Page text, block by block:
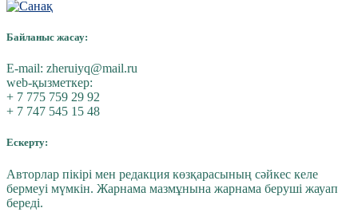
Байланыс жасау:
E-mail: zheruiyq@mail.ru
web-қызметкер:
+ 7 775 759 29 92
+ 7 747 545 15 48
Ескерту:
Авторлар пікірі мен редакция көзқарасының сәйкес келе
бермеуі мүмкін. Жарнама мазмұнына жарнама беруші жауап
береді.